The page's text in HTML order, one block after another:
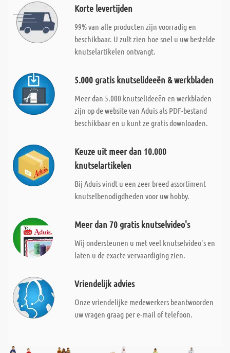
Korte levertijden
99% van alle producten zijn voorradig en
beschikbaar. U zult zien hoe snel u uw bestelde
knutselartikelen ontvangt.
5.000 gratis knutselideeën & werkbladen
Meer dan 5.000 knutselideeën en werkbladen
zijn op de website van Aduis als PDF-bestand
beschikbaar en u kunt ze gratis downloaden.
Keuze uit meer dan 10.000
knutselartikelen
Bij Aduis vindt u een zeer breed assortiment
knutselbenodigdheden voor uw hobby.
Meer dan 70 gratis knutselvideo's
Wij ondersteunen u met veel knutselvideo's en
laten u de exacte vervaardiging zien.
Vriendelijk advies
Onze vriendelijke medewerkers beantwoorden
uw vragen graag per e-mail of telefoon.